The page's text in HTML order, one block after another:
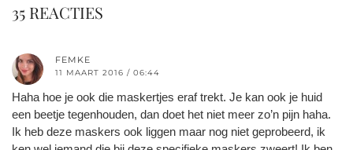
35 REACTIES
FEMKE
11 MAART 2016 / 06:44
Haha hoe je ook die maskertjes eraf trekt. Je kan ook je huid
een beetje tegenhouden, dan doet het niet meer zo’n pijn haha.
Ik heb deze maskers ook liggen maar nog niet geprobeerd, ik